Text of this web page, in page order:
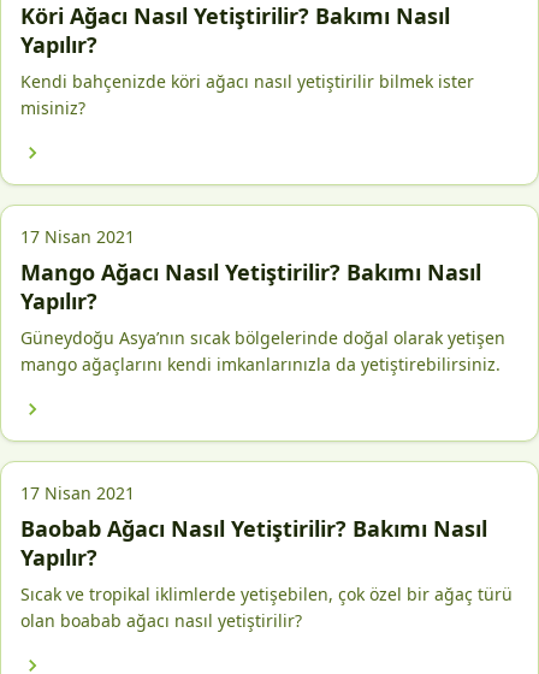
Köri Ağacı Nasıl Yetiştirilir? Bakımı Nasıl
Yapılır?
Kendi bahçenizde köri ağacı nasıl yetiştirilir bilmek ister
misiniz?
17 Nisan 2021
Mango Ağacı Nasıl Yetiştirilir? Bakımı Nasıl
Yapılır?
Güneydoğu Asya’nın sıcak bölgelerinde doğal olarak yetişen
mango ağaçlarını kendi imkanlarınızla da yetiştirebilirsiniz.
17 Nisan 2021
Baobab Ağacı Nasıl Yetiştirilir? Bakımı Nasıl
Yapılır?
Sıcak ve tropikal iklimlerde yetişebilen, çok özel bir ağaç türü
olan boabab ağacı nasıl yetiştirilir?